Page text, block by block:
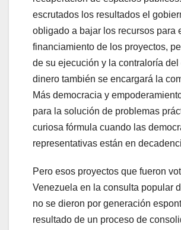
escrutados los resultados el
obligado a bajar los recursos para
financiamiento de los proyectos,
de su ejecución y la contraloría del
dinero también se encargará la
Más democracia y
para la solución de problemas
curiosa fórmula cuando las
representativas están en
Pero esos proyectos que fueron
Venezuela en la consulta popular
no se dieron por generación
resultado de un proceso de